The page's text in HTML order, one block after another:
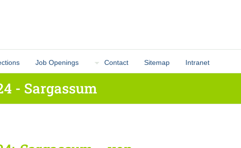
Job Openings Contact Sitemap Intranet
- Sargassum